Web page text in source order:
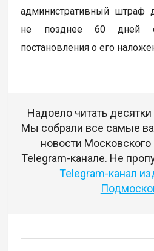
административный штраф
не позднее 60 дней
постановления о его
Надоело читать
Мы собрали все самые
новости
Telegram-канале. Не
Telegram-канал